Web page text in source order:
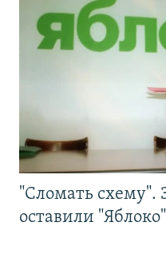
"Сломать схему".
оставили